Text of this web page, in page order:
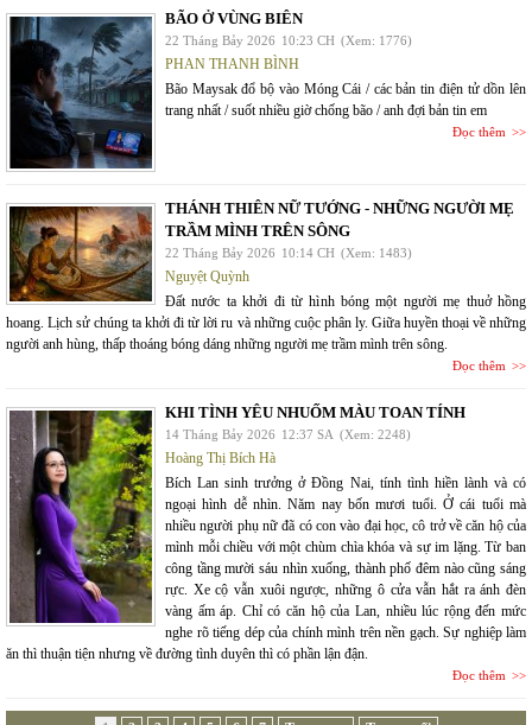
BÃO Ở VÙNG BIÊN
22 Tháng Bảy 2026 10:23 CH (Xem: 1776)
PHAN THANH BÌNH
Bão Maysak đổ bộ vào Móng Cái / các bản tin điện tử dồn lên
trang nhất / suốt nhiều giờ chống bão / anh đợi bản tin em
Đọc thêm
THÁNH THIÊN NỮ TƯỚNG - NHỮNG NGƯỜI MẸ
TRẦM MÌNH TRÊN SÔNG
22 Tháng Bảy 2026 10:14 CH (Xem: 1483)
Nguyệt Quỳnh
Đất nước ta khởi đi từ hình bóng một người mẹ thuở hồng
hoang. Lịch sử chúng ta khởi đi từ lời ru và những cuộc phân ly. Giữa huyền thoại về những
người anh hùng, thấp thoáng bóng dáng những người mẹ trầm mình trên sông.
Đọc thêm
KHI TÌNH YÊU NHUỐM MÀU TOAN TÍNH
14 Tháng Bảy 2026 12:37 SA (Xem: 2248)
Hoàng Thị Bích Hà
Bích Lan sinh trưởng ở Đồng Nai, tính tình hiền lành và có
ngoại hình dễ nhìn. Năm nay bốn mươi tuổi. Ở cái tuổi mà
nhiều người phụ nữ đã có con vào đại học, cô trở về căn hộ của
mình mỗi chiều với một chùm chìa khóa và sự im lặng. Từ ban
công tầng mười sáu nhìn xuống, thành phố đêm nào cũng sáng
rực. Xe cộ vẫn xuôi ngược, những ô cửa vẫn hắt ra ánh đèn
vàng ấm áp. Chỉ có căn hộ của Lan, nhiều lúc rộng đến mức
nghe rõ tiếng dép của chính mình trên nền gạch. Sự nghiệp làm
ăn thì thuận tiện nhưng về đường tình duyên thì có phần lận đận.
Đọc thêm